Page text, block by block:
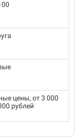
цены, от 3 000
рублей